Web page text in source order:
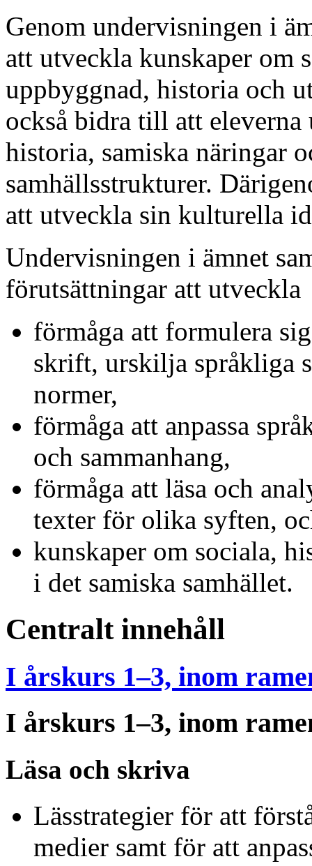
Genom undervisningen i
att utveckla kunskaper om
uppbyggnad, historia och
också bidra till att
historia, samiska näringar
samhällsstrukturer.
att utveckla sin kulturella
Undervisningen i ämnet
förutsättningar att utveckla
förmåga att formulera
skrift, urskilja språkliga
normer,
förmåga att anpassa
och sammanhang,
förmåga att läsa och
texter för olika syften,
kunskaper om sociala,
i det samiska samhället.
Centralt innehåll
I årskurs 1–3, inom
I årskurs 1–3, inom
Läsa och skriva
Lässtrategier för att
medier samt för att